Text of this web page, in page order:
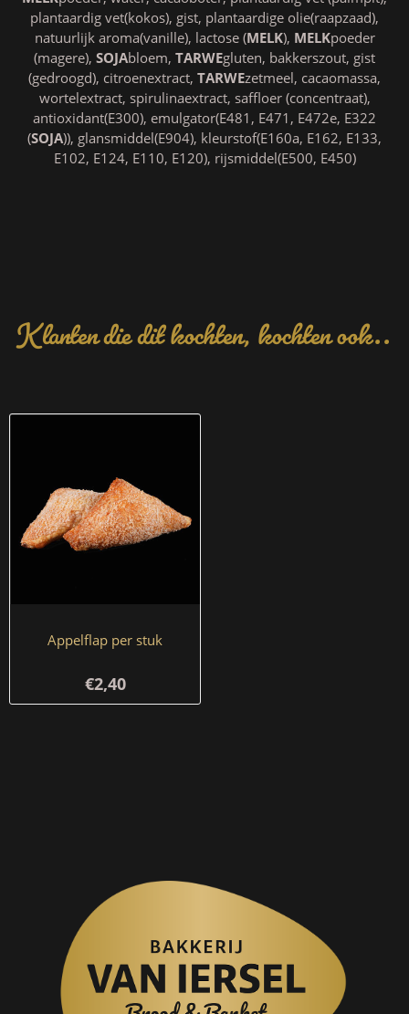
plantaardig vet(kokos), gist, plantaardige olie(raapzaad),
natuurlijk aroma(vanille), lactose (MELK), MELKpoeder
(magere), SOJAbloem, TARWEgluten, bakkerszout, gist
(gedroogd), citroenextract, TARWEzetmeel, cacaomassa,
wortelextract, spirulinaextract, saffloer (concentraat),
antioxidant(E300), emulgator(E481, E471, E472e, E322
(SOJA)), glansmiddel(E904), kleurstof(E160a, E162, E133,
E102, E124, E110, E120), rijsmiddel(E500, E450)
Klanten die dit kochten, kochten ook..
Appelflap per stuk
€2,40